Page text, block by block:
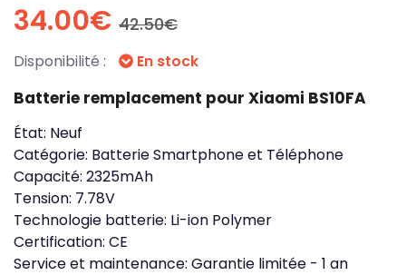
34.00€ 42.50€
Disponibilité : En stock
Batterie remplacement pour Xiaomi BS10FA
État: Neuf
Catégorie: Batterie Smartphone et Téléphone
Capacité: 2325mAh
Tension: 7.78V
Technologie batterie: Li-ion Polymer
Certification: CE
Service et maintenance: Garantie limitée - 1 an